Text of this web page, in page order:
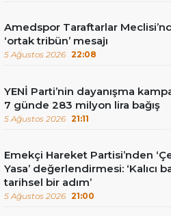
Amedspor Taraftarlar
‘ortak tribün’ mesajı
5 Ağustos 2026 22:08
YENİ Parti’nin dayanışma
7 günde 283 milyon lira bağış
5 Ağustos 2026 21:11
Emekçi Hareket Partisi’nden
Yasa’ değerlendirmesi: ‘Kalıcı
tarihsel bir adım’
5 Ağustos 2026 21:00